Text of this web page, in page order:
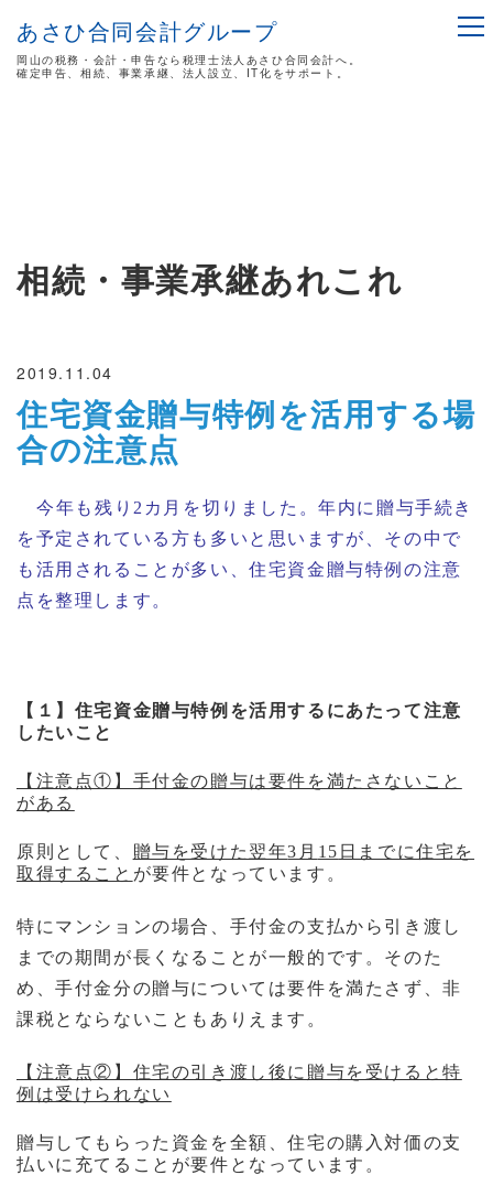
あさひ合同会計グループ
岡山の税務・会計・申告なら税理士法人あさひ合同会計へ。
確定申告、相続、事業承継、法人設立、IT化をサポート。
相続・事業承継あれこれ
2019.11.04
住宅資金贈与特例を活用する場
合の注意点
今年も残り 2 カ月を切りました。年内に贈与手続き
を予定されている方も多いと思いますが、その中で
も活用されることが多い、住宅資金贈与特例の注意
点を整理します。
【１】住宅資金贈与特例を活用するにあたって注意
したいこ と
【注意点①】手付金の贈与は要件を満たさないこと
がある
原則として、 贈与を受けた翌年3 月 15 日までに住宅を
取得すること が要件となっています。
特にマンションの場合、手付金の支払から引き渡し
までの期間が長くなることが一般的です。 そのた
め、手付金分の贈与については要件を満たさず、非
課税とならないこともありえます。
【注意点②】住宅の引き渡し後に贈与を受けると特
例は受けられない
贈与してもらった資金を全額、住宅の購入対価の支
払いに充てることが要件となっています。